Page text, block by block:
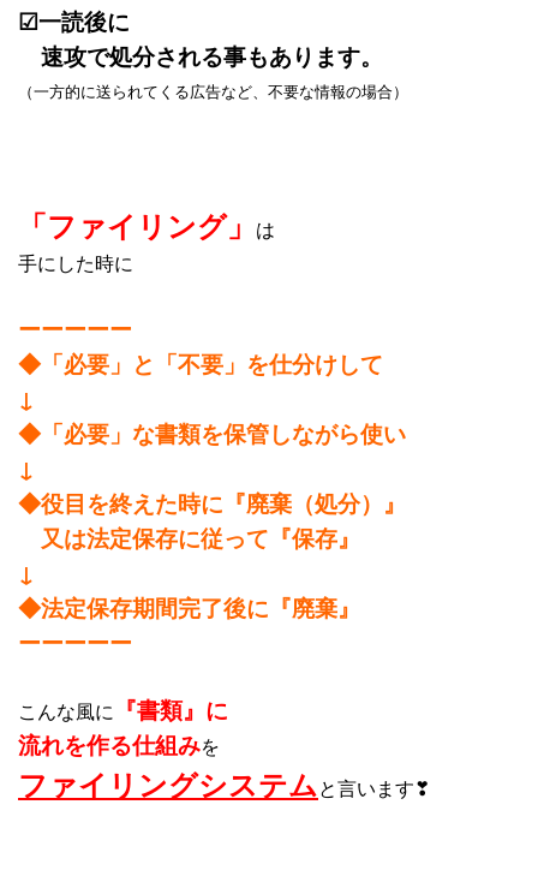
☑一読後に
速攻で処分される事もあります。
（一方的に送られてくる広告など、不要な情報の場合）
「ファイリング」
は
手にした時に
ーーーーー
◆「必要」と「不要」を仕分けして
↓
◆「必要」な書類を保管しながら使い
↓
◆役目を終えた時に『廃棄（処分）』
又は法定保存に従って『保存』
↓
◆法定保存期間完了後に『廃棄』
ーーーーー
こんな風に 『書類』に
流れを作る仕組みを
ファイリングシステムと言います❣